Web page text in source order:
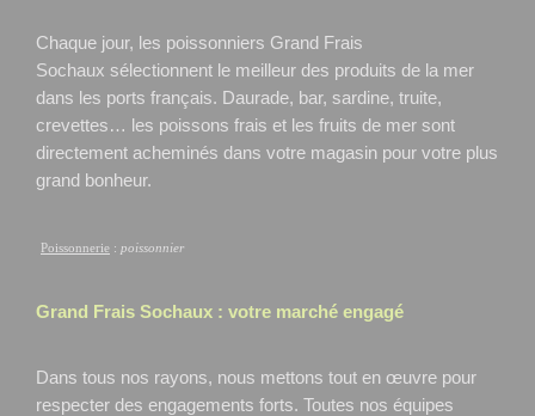
Chaque jour, les poissonniers Grand Frais
Sochaux sélectionnent le meilleur des produits de la mer
dans les ports français. Daurade, bar, sardine, truite,
crevettes… les poissons frais et les fruits de mer sont
directement acheminés dans votre magasin pour votre plus
grand bonheur.
Poissonnerie : poissonnier
Grand Frais Sochaux : votre marché engagé
Dans tous nos rayons, nous mettons tout en œuvre pour
respecter des engagements forts. Toutes nos équipes